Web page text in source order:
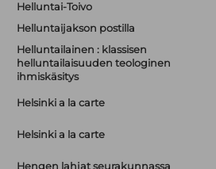
Helluntai-Toivo
Helluntaijakson postilla
Helluntailainen : klassisen
helluntailaisuuden teologinen
ihmiskäsitys
Helsinki a la carte
Helsinki a la carte
Hengen lahjat seurakunnassa